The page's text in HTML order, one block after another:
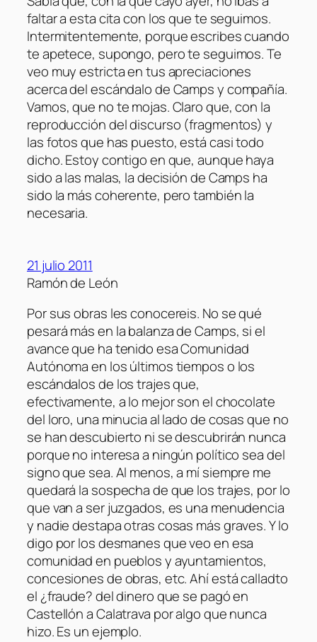
faltar a esta cita con los que te seguimos.
Intermitentemente, porque escribes cuando
te apetece, supongo, pero te seguimos. Te
veo muy estricta en tus apreciaciones
acerca del escándalo de Camps y compañía.
Vamos, que no te mojas. Claro que, con la
reproducción del discurso (fragmentos) y
las fotos que has puesto, está casi todo
dicho. Estoy contigo en que, aunque haya
sido a las malas, la decisión de Camps ha
sido la más coherente, pero también la
necesaria.
21 julio 2011
Ramón de León
Por sus obras les conocereis. No se qué
pesará más en la balanza de Camps, si el
avance que ha tenido esa Comunidad
Autónoma en los últimos tiempos o los
escándalos de los trajes que,
efectivamente, a lo mejor son el chocolate
del loro, una minucia al lado de cosas que no
se han descubierto ni se descubrirán nunca
porque no interesa a ningún político sea del
signo que sea. Al menos, a mí siempre me
quedará la sospecha de que los trajes, por lo
que van a ser juzgados, es una menudencia
y nadie destapa otras cosas más graves. Y lo
digo por los desmanes que veo en esa
comunidad en pueblos y ayuntamientos,
concesiones de obras, etc. Ahí está calladto
el ¿fraude? del dinero que se pagó en
Castellón a Calatrava por algo que nunca
hizo. Es un ejemplo.